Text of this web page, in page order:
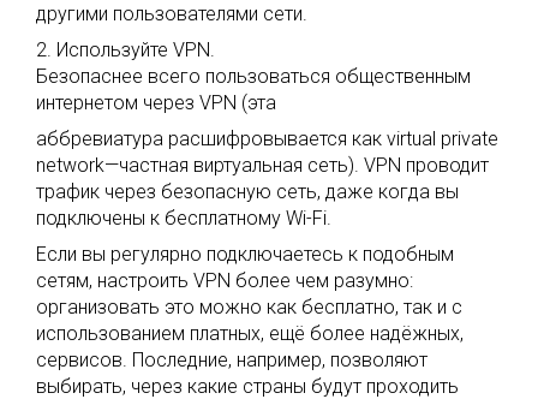
другими пользователями сети.
2. Используйте VPN.
Безопаснее всего пользоваться общественным
интернетом через VPN (эта
аббревиатура расшифровывается как virtual private
network—частная виртуальная сеть). VPN проводит
трафик через безопасную сеть, даже когда вы
подключены к бесплатному Wi-Fi.
Если вы регулярно подключаетесь к подобным
сетям, настроить VPN более чем разумно:
организовать это можно как бесплатно, так и с
использованием платных, ещё более надёжных,
сервисов. Последние, например, позволяют
выбирать, через какие страны будут проходить